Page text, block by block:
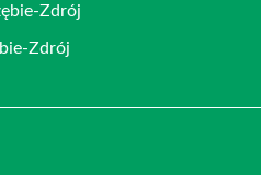
Zdrój
Zdrój